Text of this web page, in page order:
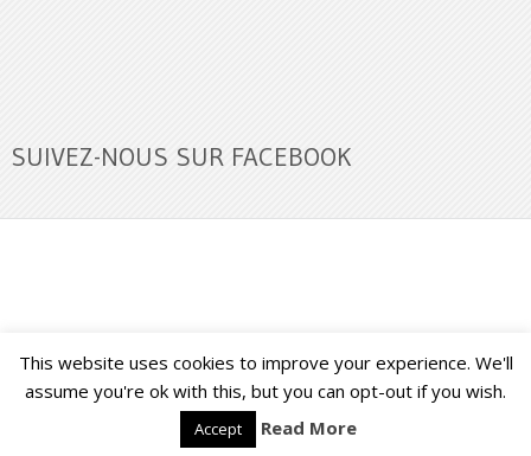
SUIVEZ-NOUS SUR FACEBOOK
Buzz Ultra Copyright © 2026. Back to Top ↑
This website uses cookies to improve your experience. We'll
assume you're ok with this, but you can opt-out if you wish.
Accept Read More
Français English ( Anglais)